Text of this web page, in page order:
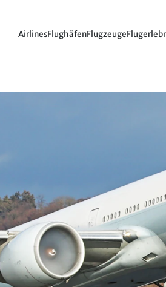
AirlinesFlughäfenFlugzeuge